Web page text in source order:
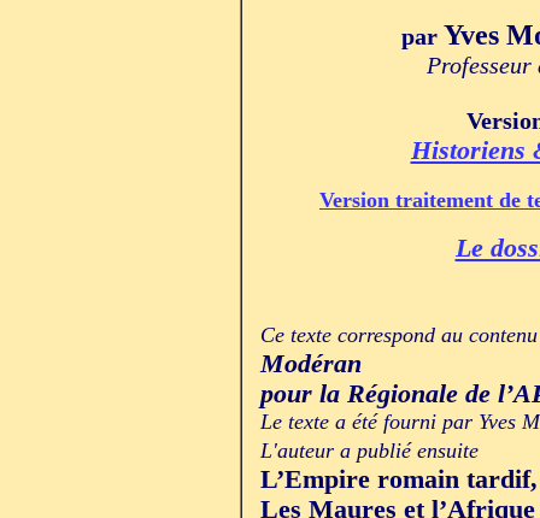
par Yves
Historiens
Version traitement de
Le
Ce texte correspond au
Modéran
pour la Régionale de
Le texte a été fourni par Yves
L'auteur a publié ensuite
L’Empire romain tardif,
Les Maures et